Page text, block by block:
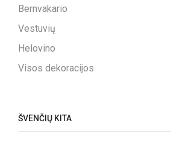
Bernvakario
Vestuvių
Helovino
Visos dekoracijos
ŠVENČIŲ KITA